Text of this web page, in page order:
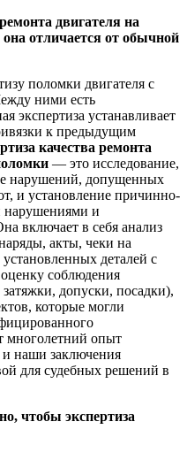
двигателя на
отличается от обычной
поломки двигателя с
ними есть
экспертиза устанавливает
к предыдущим
качества ремонта
— это исследование,
нарушений, допущенных
и установление причинно-
нарушениями и
включает в себя анализ
акты, чеки на
деталей с
соблюдения
допуски, посадки),
которые могли
многолетний опыт
и наши заключения
для судебных решений в
чтобы экспертиза